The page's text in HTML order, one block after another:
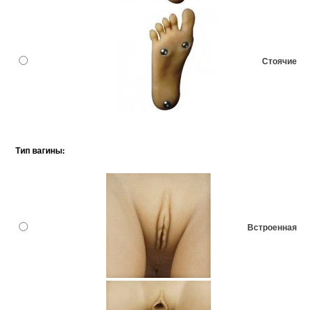
Стоячие
Тип вагины:
Встроенная